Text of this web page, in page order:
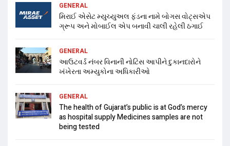
GENERAL
મિરાઈ એસેટ મ્યુચ્યુઅલ ફંડના નામે બોગસ વોટ્સએપ
ગ્રૂપ અને મોબાઈલ એપ બનાવી ચાલી રહેલી ઠગાઈ
GENERAL
આઉટવર્ડ નંબર વિનાની નોટિસ આપીને દુકાનદારોને
ખંખેરતા અમ્યુકોના અધિકારીઓ
GENERAL
The health of Gujarat’s public is at God’s mercy
as hospital supply Medicines samples are not
being tested